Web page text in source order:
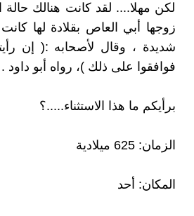
لكن مهلا.... لقد كانت هنالك حالة
زوجها أبي العاص بقلادة لها
شديدة ، وقال لأصحابه :( إن
فوافقوا على ذلك )، رواه أبو داود .
برأيكم ما هذا الاستثناء.....؟
الزمان: 625 ميلادية
المكان: أحد